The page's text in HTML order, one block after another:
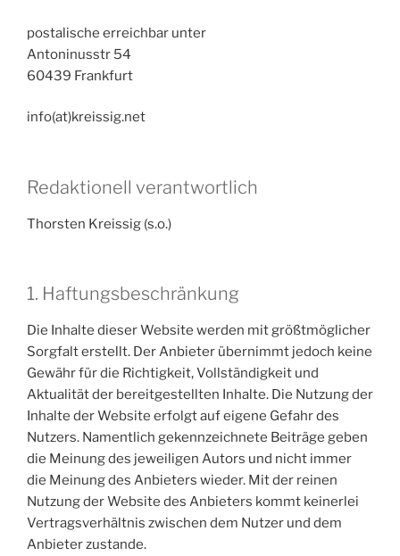
postalische erreichbar unter
Antoninusstr 54
60439 Frankfurt
info(at)kreissig.net
Redaktionell verantwortlich
Thorsten Kreissig (s.o.)
1. Haftungsbeschränkung
Die Inhalte dieser Website werden mit größtmöglicher
Sorgfalt erstellt. Der Anbieter übernimmt jedoch keine
Gewähr für die Richtigkeit, Vollständigkeit und
Aktualität der bereitgestellten Inhalte. Die Nutzung der
Inhalte der Website erfolgt auf eigene Gefahr des
Nutzers. Namentlich gekennzeichnete Beiträge geben
die Meinung des jeweiligen Autors und nicht immer
die Meinung des Anbieters wieder. Mit der reinen
Nutzung der Website des Anbieters kommt keinerlei
Vertragsverhältnis zwischen dem Nutzer und dem
Anbieter zustande.